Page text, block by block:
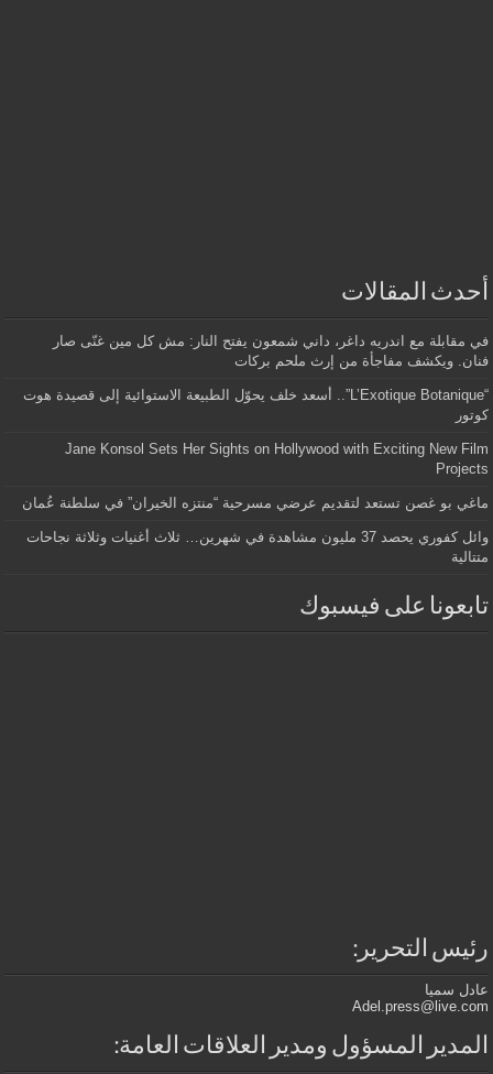
أحدث المقالات
في مقابلة مع اندريه داغر، داني شمعون يفتح النار: مش كل مين غنّى صار
فنان. ويكشف مفاجأة من إرث ملحم بركات
“L’Exotique Botanique”.. أسعد خلف يحوّل الطبيعة الاستوائية إلى قصيدة هوت
كوتور
Jane Konsol Sets Her Sights on Hollywood with Exciting New Film
Projects
ماغي بو غصن تستعد لتقديم عرضي مسرحية “منتزه الخيران” في سلطنة عُمان
وائل كفوري يحصد 37 مليون مشاهدة في شهرين… ثلاث أغنيات وثلاثة نجاحات
متتالية
تابعونا على فيسبوك
رئيس التحرير:
عادل سميا
Adel.press@live.com
المدير المسؤول ومدير العلاقات العامة: